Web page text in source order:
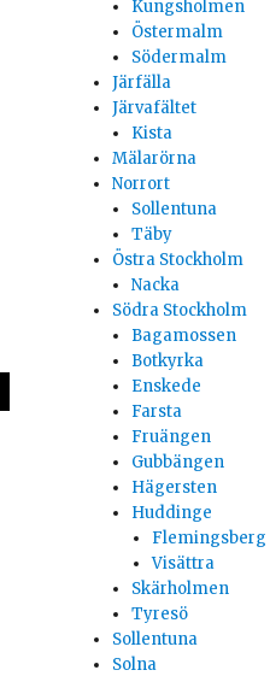
Kungsholmen
Östermalm
Södermalm
Järfälla
Järvafältet
Kista
Mälarörna
Norrort
Sollentuna
Täby
Östra Stockholm
Nacka
Södra Stockholm
Bagamossen
Botkyrka
Enskede
Farsta
Fruängen
Gubbängen
Hägersten
Huddinge
Flemingsberg
Visättra
Skärholmen
Tyresö
Sollentuna
Solna